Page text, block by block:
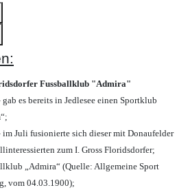
Fussballklub "Admira"
gab es bereits in Jedlesee einen Sportklub
im Juli fusionierte sich dieser mit Donaufelder
zum I. Gross Floridsdorfer;
„Admira“ (Quelle: Allgemeine Sport
vom 04.03.1900);